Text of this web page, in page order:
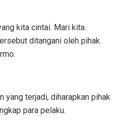
kita cintai. Mari kita
ditangani oleh pihak
yang terjadi, diharapkan pihak
para pelaku.